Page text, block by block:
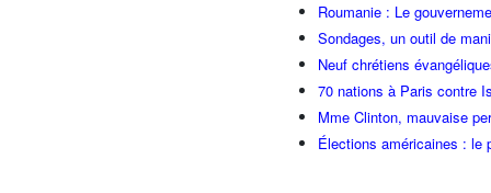
Roumanie : Le
Sondages, un outil de
Neuf chrétiens
70 nations à Paris contre
Mme Clinton, mauvaise
Élections américaines : le